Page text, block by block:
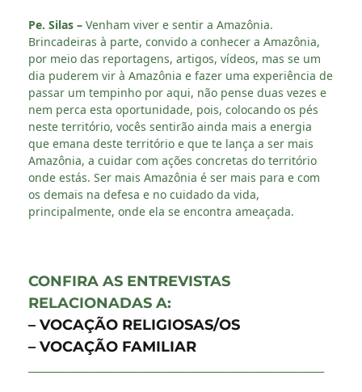
Pe. Silas – Venham viver e sentir a Amazônia.
Brincadeiras à parte, convido a conhecer a Amazônia,
por meio das reportagens, artigos, vídeos, mas se um
dia puderem vir à Amazônia e fazer uma experiência de
passar um tempinho por aqui, não pense duas vezes e
nem perca esta oportunidade, pois, colocando os pés
neste território, vocês sentirão ainda mais a energia
que emana deste território e que te lança a ser mais
Amazônia, a cuidar com ações concretas do território
onde estás. Ser mais Amazônia é ser mais para e com
os demais na defesa e no cuidado da vida,
principalmente, onde ela se encontra ameaçada.
CONFIRA AS ENTREVISTAS
RELACIONADAS A:
– VOCAÇÃO RELIGIOSAS/OS
– VOCAÇÃO FAMILIAR